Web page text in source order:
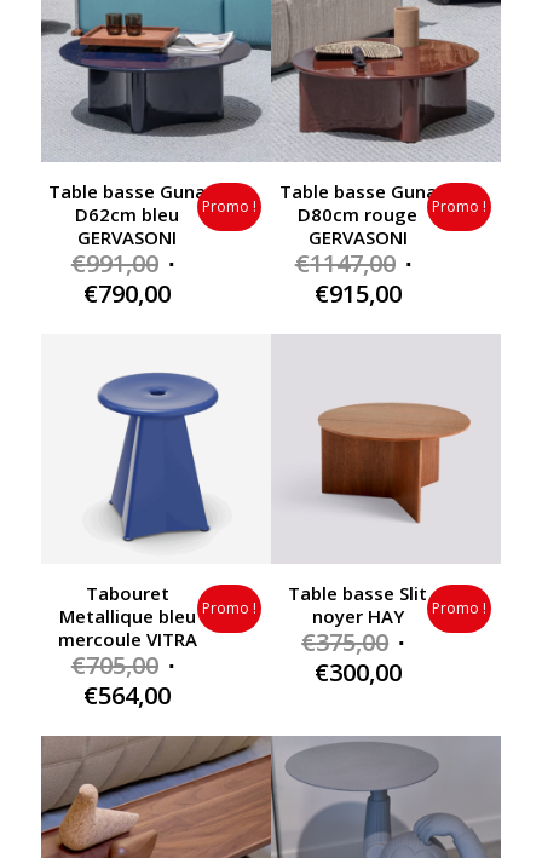
Table basse Guna
D62cm bleu
GERVASONI
€991,00 Original
price
€790,00Current
€790,00.
Promo !
Table basse Guna
D80cm rouge
GERVASONI
€1147,00 Original
price
€915,00Current
Promo !
Tabouret
Metallique bleu
mercoule VITRA
€705,00 Original
price
€705,00.
€564,00Current
is:
€564,00.
Promo !
Table basse Slit
noyer HAY
€375,00 Original
price
€375,00.
€300,00Current
is:
€300,00.
Promo !